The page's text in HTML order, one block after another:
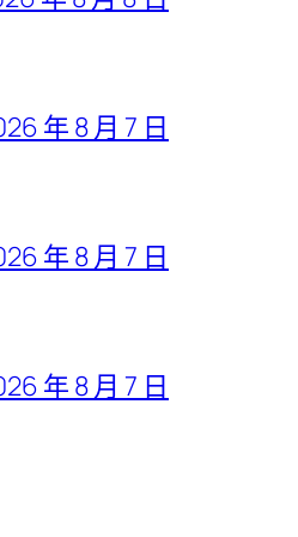
年 8 月 7 日
年 8 月 7 日
年 8 月 7 日